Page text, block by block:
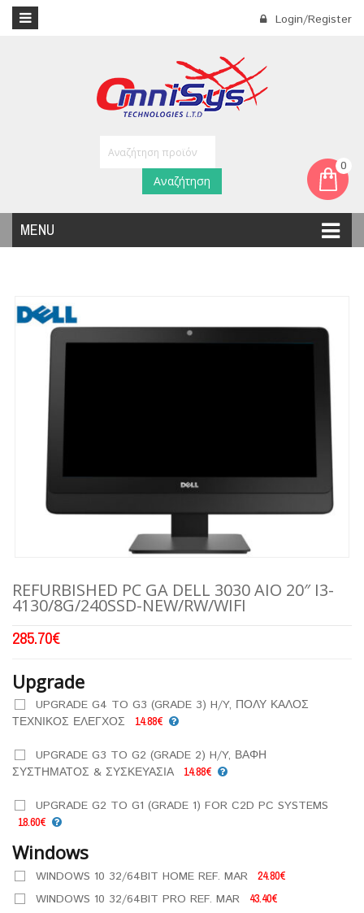
Login/Register
0
MENU
Αναζήτηση
REFURBISHED PC GA DELL 3030 AIO 20″ I3-
4130/8G/240SSD-NEW/RW/WIFI
285.70€
Upgrade
UPGRADE G4 TO G3 (GRADE 3) H/Y, ΠΟΛΥ ΚΑΛΟΣ
ΤΕΧΝΙΚΟΣ ΕΛΕΓΧΟΣ
14.88€
UPGRADE G3 TO G2 (GRADE 2) H/Y, ΒΑΦΗ
ΣΥΣΤΗΜΑΤΟΣ & ΣΥΣΚΕΥΑΣΙΑ
14.88€
UPGRADE G2 TO G1 (GRADE 1) FOR C2D PC SYSTEMS
18.60€
Windows
WINDOWS 10 32/64BIT HOME REF. MAR 24.80€
WINDOWS 10 32/64BIT PRO REF. MAR 43.40€